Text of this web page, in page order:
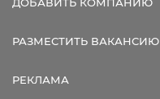
РАЗМЕСТИТЬ ВАКАНСИЮ
РЕКЛАМА